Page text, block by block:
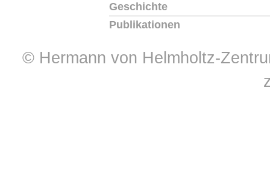
Geschichte
Publikationen
© Hermann von Helmholtz-